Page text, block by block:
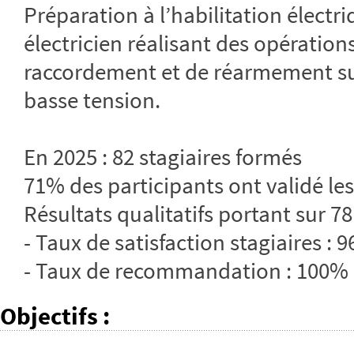
Préparation à l’habilitation
électricien réalisant des
raccordement et de réarmement
basse tension.
En 2025 : 82 stagiaires formés
71% des participants ont validé
Résultats qualitatifs portant sur
- Taux de satisfaction stagiaires :
- Taux de recommandation : 100%
Objectifs :